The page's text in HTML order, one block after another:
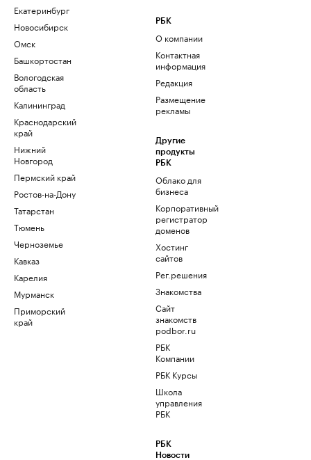
Екатеринбург
Новосибирск
Омск
Башкортостан
Вологодская
область
Калининград
Краснодарский
край
Нижний
Новгород
Пермский край
Ростов-на-Дону
Татарстан
Тюмень
Черноземье
Кавказ
Карелия
Мурманск
Приморский
край
РБК
О компании
Контактная
информация
Редакция
Размещение
рекламы
Другие
продукты
РБК
Облако для
бизнеса
Корпоративный
регистратор
доменов
Хостинг
сайтов
Рег.решения
Знакомства
Сайт
знакомств
podbor.ru
РБК
Компании
РБК Курсы
Школа
управления
РБК
РБК
Новости